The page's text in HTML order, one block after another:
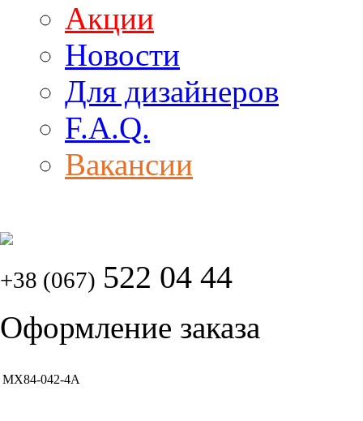
Акции
Новости
Для дизайнеров
F.A.Q.
Вакансии
+38 (067) 522 04 44
Оформление заказа
MX84-042-4A